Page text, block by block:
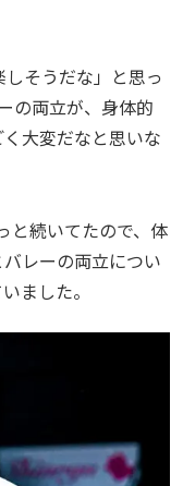
そうだな」と思っ
の両立が、身体的
大変だなと思いな
と続いてたので、体
レーの両立につい
ました。